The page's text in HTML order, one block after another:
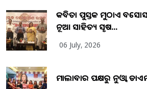
କବିତା ପୁସ୍ତକ ମୁଠାଏ
ନୂଆ ସାହିତ୍ୟ ସୃଷ...
06 July, 2026
ମାଲାବାର ପକ୍ଷରୁ ନୁଓ୍ବା